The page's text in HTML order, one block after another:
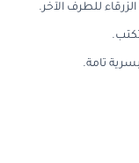
للطرف الآخر.
تامة.